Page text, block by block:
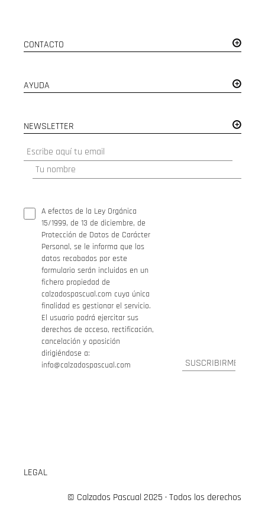
CONTACTO
AYUDA
NEWSLETTER
A efectos de la Ley Orgánica
15/1999, de 13 de diciembre, de
Protección de Datos de Carácter
Personal, se le informa que los
datos recabados por este
formulario serán incluidos en un
fichero propiedad de
calzadospascual.com cuya única
finalidad es gestionar el servicio.
El usuario podrá ejercitar sus
derechos de acceso, rectificación,
cancelación y oposición
dirigiéndose a:
info@calzadospascual.com
LEGAL
© Calzados Pascual 2025 · Todos los derechos